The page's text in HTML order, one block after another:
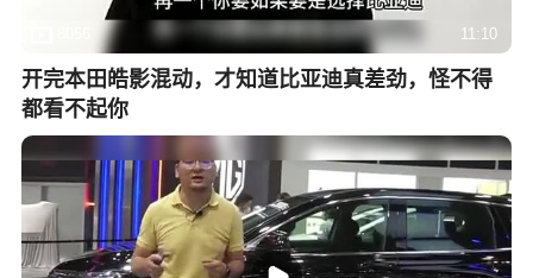
11:10
开完本田皓影混动，才知道比亚迪真差劲，怪不得
都看不起你